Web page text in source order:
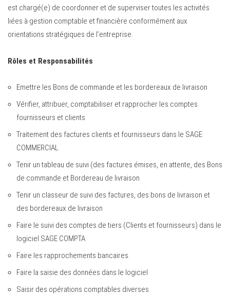
est chargé(e) de coordonner et de superviser toutes les activités
liées à gestion comptable et financière conformément aux
orientations stratégiques de l’entreprise.
Rôles et Responsabilités
Emettre les Bons de commande et les bordereaux de livraison
Vérifier, attribuer, comptabiliser et rapprocher les comptes
fournisseurs et clients
Traitement des factures clients et fournisseurs dans le SAGE
COMMERCIAL
Tenir un tableau de suivi (des factures émises, en attente, des Bons
de commande et Bordereau de livraison
Tenir un classeur de suivi des factures, des bons de livraison et
des bordereaux de livraison
Faire le suivi des comptes de tiers (Clients et fournisseurs) dans le
logiciel SAGE COMPTA
Faire les rapprochements bancaires.
Faire la saisie des données dans le logiciel
Saisir des opérations comptables diverses